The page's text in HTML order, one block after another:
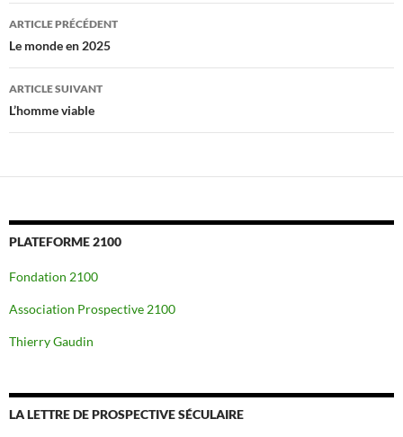
Navigation
des
articles
ARTICLE PRÉCÉDENT
Le monde en 2025
ARTICLE SUIVANT
L’homme viable
PLATEFORME 2100
Fondation 2100
Association Prospective 2100
Thierry Gaudin
LA LETTRE DE PROSPECTIVE SÉCULAIRE